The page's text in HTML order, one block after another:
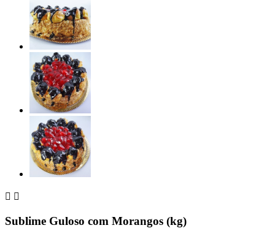
 
Sublime Guloso com Morangos (kg)